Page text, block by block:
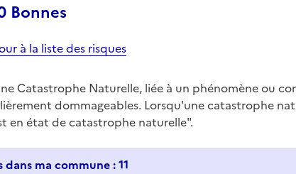
Bonnes
à la liste des risques
Catastrophe Naturelle, liée à un phénomène ou
dommageables. Lorsqu'une catastrophe
en état de catastrophe naturelle".
Historique des catastrophes naturelles dans ma commune : 11